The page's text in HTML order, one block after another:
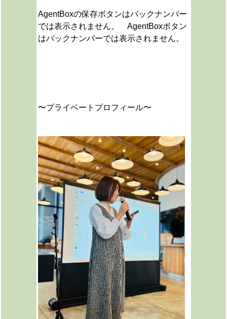
AgentBoxの保存ボタンはバックナンバー
では表示されません。 AgentBoxボタン
はバックナンバーでは表示されません。
〜プライベートプロフィール〜